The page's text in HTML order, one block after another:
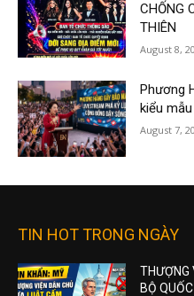
CHỐNG
THIÊN
August 8,
Phương
kiểu
August 7,
TIN HOT TRONG NGÀY
THƯỢNG
BỘ